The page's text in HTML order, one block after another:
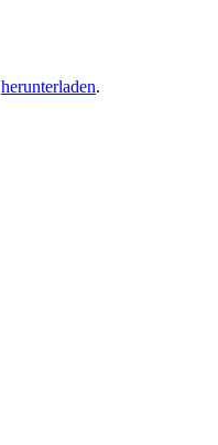
herunterladen.